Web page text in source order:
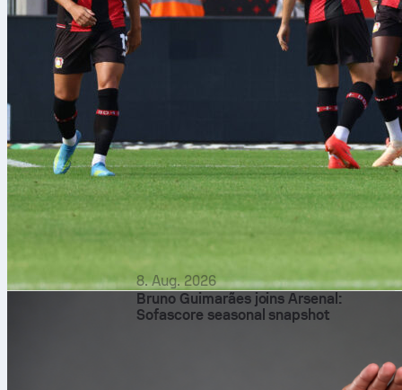
8. Aug. 2026
Bruno Guimarães joins Arsenal:
Sofascore seasonal snapshot